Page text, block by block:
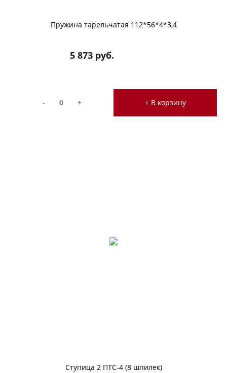
Пружина тарельчатая 112*56*4*3,4
5 873 руб.
- + + В корзину
Ступица 2 ПТС-4 (8 шпилек)